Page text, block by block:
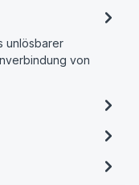
unlösbarer
von